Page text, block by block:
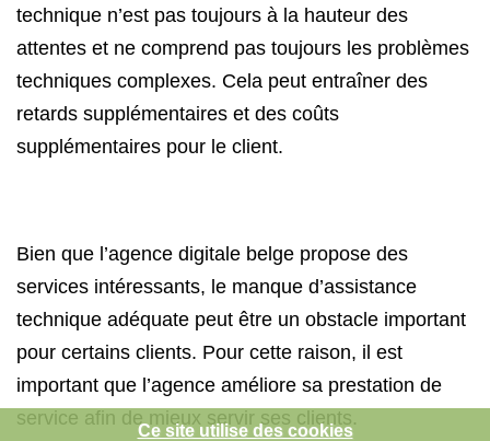
technique n’est pas toujours à la hauteur des
attentes et ne comprend pas toujours les problèmes
techniques complexes. Cela peut entraîner des
retards supplémentaires et des coûts
supplémentaires pour le client.
Bien que l’agence digitale belge propose des
services intéressants, le manque d’assistance
technique adéquate peut être un obstacle important
pour certains clients. Pour cette raison, il est
important que l’agence améliore sa prestation de
service afin de mieux servir ses clients.
Ce site utilise des cookies